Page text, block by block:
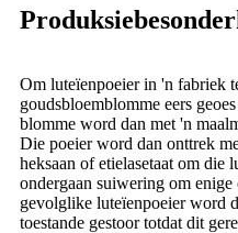
Om luteïenpoeier in 'n fabriek
goudsbloemblomme eers
blomme word dan met 'n
Die poeier word dan onttrek
heksaan of etielasetaat om die
ondergaan suiwering om
gevolglike luteïenpoeier word
toestande gestoor totdat dit